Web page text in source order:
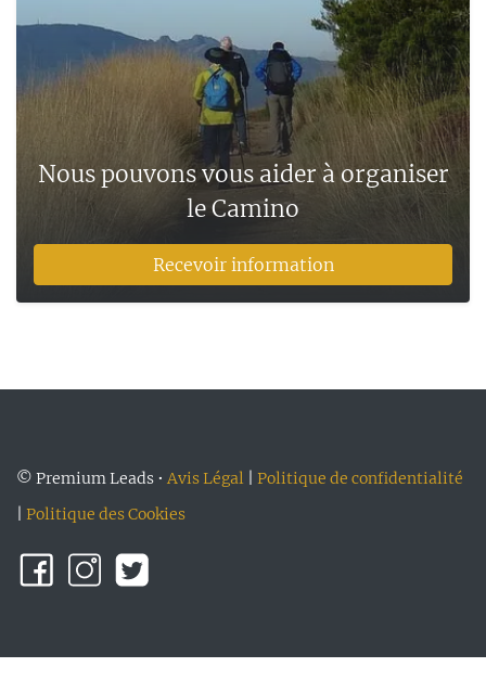
Nous pouvons vous aider à organiser
le Camino
Recevoir information
© Premium Leads • Avis Légal
Politique de confidentialité
Politique des Cookies